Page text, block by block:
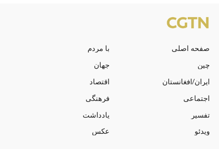
صفحه اصلی
با مردم
چین
جهان
ایران/افغانستان
اقتصاد
اجتماعی
فرهنگی
تفسیر
یادداشت
ویدئو
عکس